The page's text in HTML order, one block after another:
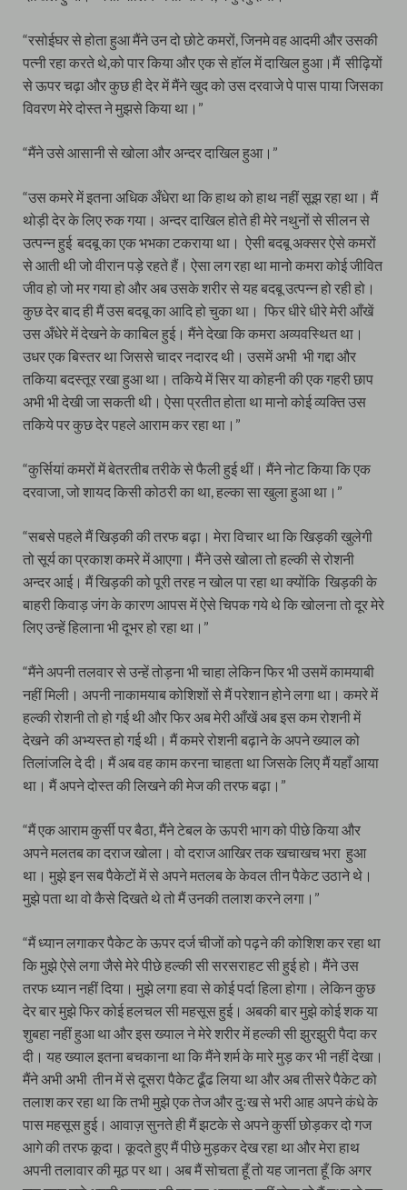
“रसोईघर से होता हुआ मैंने उन दो छोटे कमरों, जिनमे वह आदमी और उसकी
पत्नी रहा करते थे,को पार किया और एक से हॉल में दाखिल हुआ।मैं सीढ़ियों
से ऊपर चढ़ा और कुछ ही देर में मैंने खुद को उस दरवाजे पे पास पाया जिसका
विवरण मेरे दोस्त ने मुझसे किया था।”
“मैंने उसे आसानी से खोला और अन्दर दाखिल हुआ।”
“उस कमरे में इतना अधिक अँधेरा था कि हाथ को हाथ नहीं सूझ रहा था। मैं
थोड़ी देर के लिए रुक गया। अन्दर दाखिल होते ही मेरे नथुनों से सीलन से
उत्पन्न हुई बदबू का एक भभका टकराया था। ऐसी बदबू अक्सर ऐसे कमरों
से आती थी जो वीरान पड़े रहते हैं। ऐसा लग रहा था मानो कमरा कोई जीवित
जीव हो जो मर गया हो और अब उसके शरीर से यह बदबू उत्पन्न हो रही हो।
कुछ देर बाद ही मैं उस बदबू का आदि हो चुका था। फिर धीरे धीरे मेरी आँखें
उस अँधेरे में देखने के काबिल हुई। मैंने देखा कि कमरा अव्यवस्थित था।
उधर एक बिस्तर था जिससे चादर नदारद थी। उसमें अभी भी गद्दा और
तकिया बदस्तूर रखा हुआ था। तकिये में सिर या कोहनी की एक गहरी छाप
अभी भी देखी जा सकती थी। ऐसा प्रतीत होता था मानो कोई व्यक्ति उस
तकिये पर कुछ देर पहले आराम कर रहा था।”
“कुर्सियां कमरों में बेतरतीब तरीके से फैली हुई थीं। मैंने नोट किया कि एक
दरवाजा, जो शायद किसी कोठरी का था, हल्का सा खुला हुआ था।”
“सबसे पहले मैं खिड़की की तरफ बढ़ा। मेरा विचार था कि खिड़की खुलेगी
तो सूर्य का प्रकाश कमरे में आएगा। मैंने उसे खोला तो हल्की से रोशनी
अन्दर आई। मैं खिड़की को पूरी तरह न खोल पा रहा था क्योंकि खिड़की के
बाहरी किवाड़ जंग के कारण आपस में ऐसे चिपक गये थे कि खोलना तो दूर मेरे
लिए उन्हें हिलाना भी दूभर हो रहा था।”
“मैंने अपनी तलवार से उन्हें तोड़ना भी चाहा लेकिन फिर भी उसमें कामयाबी
नहीं मिली। अपनी नाकामयाब कोशिशों से मैं परेशान होने लगा था। कमरे में
हल्की रोशनी तो हो गई थी और फिर अब मेरी आँखें अब इस कम रोशनी में
देखने की अभ्यस्त हो गई थी। मैं कमरे रोशनी बढ़ाने के अपने ख्याल को
तिलांजलि दे दी। मैं अब वह काम करना चाहता था जिसके लिए मैं यहाँ आया
था। मैं अपने दोस्त की लिखने की मेज की तरफ बढ़ा।”
“मैं एक आराम कुर्सी पर बैठा, मैंने टेबल के ऊपरी भाग को पीछे किया और
अपने मलतब का दराज खोला। वो दराज आखिर तक खचाखच भरा हुआ
था। मुझे इन सब पैकेटों में से अपने मतलब के केवल तीन पैकेट उठाने थे।
मुझे पता था वो कैसे दिखते थे तो मैं उनकी तलाश करने लगा।”
“मैं ध्यान लगाकर पैकेट के ऊपर दर्ज चीजों को पढ़ने की कोशिश कर रहा था
कि मुझे ऐसे लगा जैसे मेरे पीछे हल्की सी सरसराहट सी हुई हो। मैंने उस
तरफ ध्यान नहीं दिया। मुझे लगा हवा से कोई पर्दा हिला होगा। लेकिन कुछ
देर बार मुझे फिर कोई हलचल सी महसूस हुई। अबकी बार मुझे कोई शक या
शुबहा नहीं हुआ था और इस ख्याल ने मेरे शरीर में हल्की सी झुरझुरी पैदा कर
दी। यह ख्याल इतना बचकाना था कि मैंने शर्म के मारे मुड़ कर भी नहीं देखा।
मैंने अभी अभी तीन में से दूसरा पैकेट ढूँढ लिया था और अब तीसरे पैकेट को
तलाश कर रहा था कि तभी मुझे एक तेज और दुःख से भरी आह अपने कंधे के
पास महसूस हुई। आवाज़ सुनते ही मैं झटके से अपने कुर्सी छोड़कर दो गज
आगे की तरफ कूदा। कूदते हुए मैं पीछे मुड़कर देख रहा था और मेरा हाथ
अपनी तलावार की मूठ पर था। अब मैं सोचता हूँ तो यह जानता हूँ कि अगर